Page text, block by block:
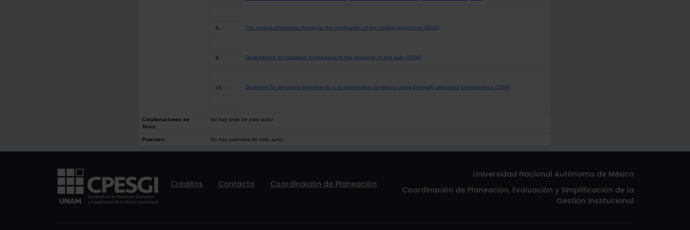
8.- The mutual information theory for the certification of rice coding sequences (2004)
9.- Dependence of irradiation temperature in the response of iron salts (2004)
10.- Dosimetry for simulated experiments in extraterrestrial conditions using thermally stimulated luminescence (2004)
Colaboraciones en
Tesis:
No hay tesis de este autor.
Patentes: No hay patentes de este autor.
Créditos Contacto Coordinación de Planeación
Universidad Nacional Autónoma de México
Coordinación de Planeación, Evaluación y Simplificación de la
Gestión Institucional